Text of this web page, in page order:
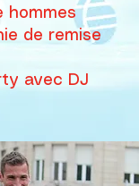
hommes
de remise
avec DJ